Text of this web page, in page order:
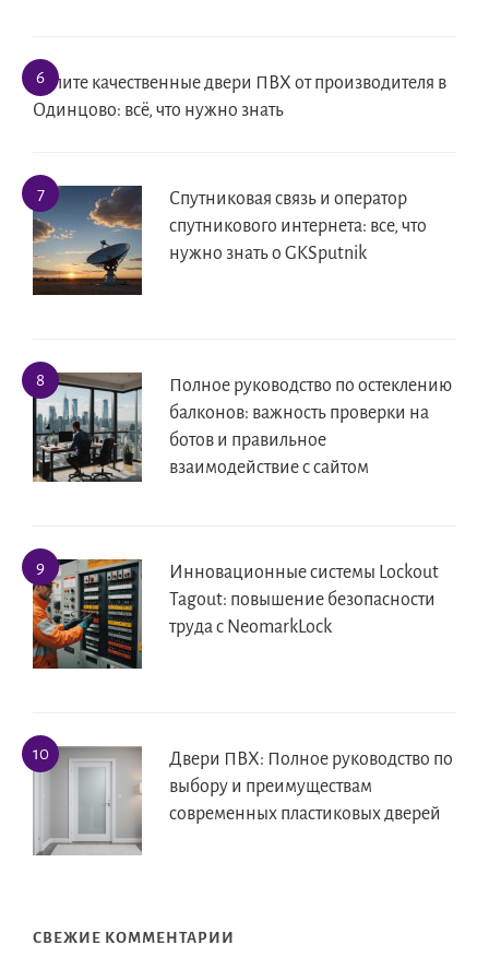
Купите качественные двери ПВХ от производителя в
Одинцово: всё, что нужно знать
Спутниковая связь и оператор
спутникового интернета: все, что
нужно знать о GKSputnik
Полное руководство по остеклению
балконов: важность проверки на
ботов и правильное
взаимодействие с сайтом
Инновационные системы Lockout
Tagout: повышение безопасности
труда с NeomarkLock
Двери ПВХ: Полное руководство по
выбору и преимуществам
современных пластиковых дверей
СВЕЖИЕ КОММЕНТАРИИ